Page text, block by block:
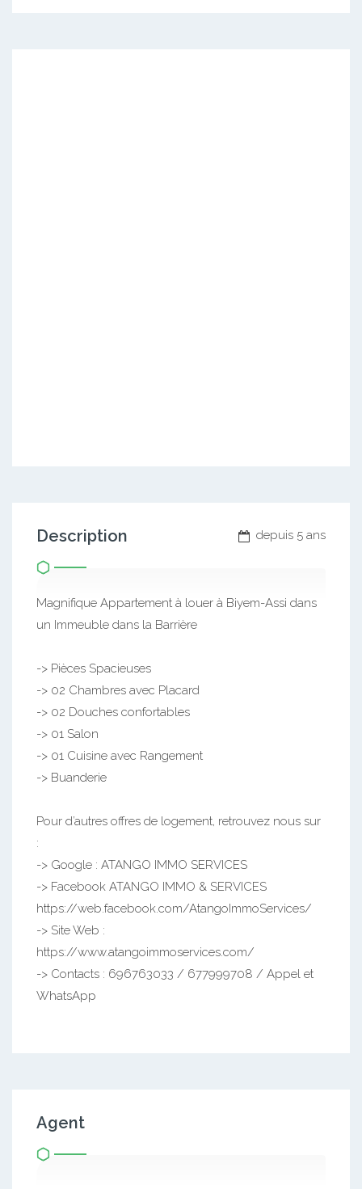
depuis 5 ans
Description
Magnifique Appartement à louer à Biyem-Assi dans
un Immeuble dans la Barrière
-> Pièces Spacieuses
-> 02 Chambres avec Placard
-> 02 Douches confortables
-> 01 Salon
-> 01 Cuisine avec Rangement
-> Buanderie
Pour d’autres offres de logement, retrouvez nous sur
:
-> Google : ATANGO IMMO SERVICES
-> Facebook ATANGO IMMO & SERVICES
https://web.facebook.com/AtangoImmoServices/
-> Site Web :
https://www.atangoimmoservices.com/
-> Contacts : 696763033 / 677999708 / Appel et
WhatsApp
Agent